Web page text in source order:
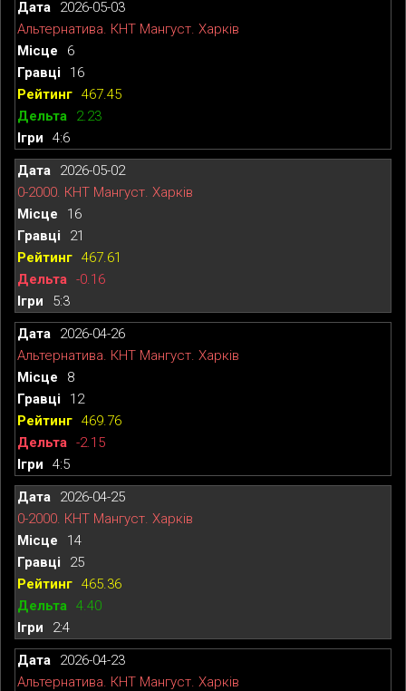
2026-05-03
Альтернатива. КНТ Мангуст. Харків
6
16
467.45
2.23
4:6
2026-05-02
0-2000. КНТ Мангуст. Харків
16
21
467.61
-0.16
5:3
2026-04-26
Альтернатива. КНТ Мангуст. Харків
8
12
469.76
-2.15
4:5
2026-04-25
0-2000. КНТ Мангуст. Харків
14
25
465.36
4.40
2:4
2026-04-23
Альтернатива. КНТ Мангуст. Харків